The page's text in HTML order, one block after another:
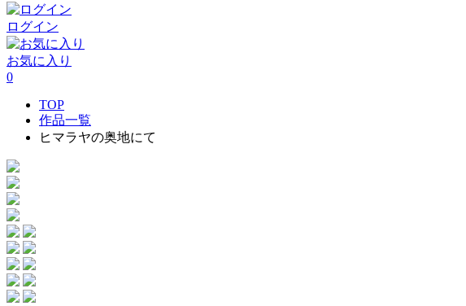
ログイン
お気に入り
0
TOP
作品一覧
ヒマラヤの奥地にて